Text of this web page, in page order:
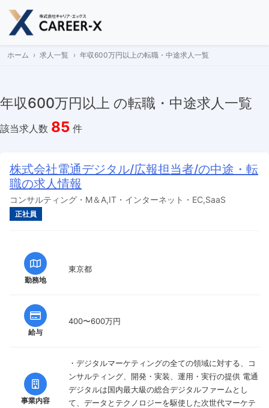
Skip
content
ホーム 求人一覧 年収600万円以上の転職・中途求人一覧
年収600万円以上 の転職・中途求人一覧
該当求人数 85 件
株式会社電通デジタル/広報担当者/の中途・転
職の求人情報
コンサルティング・M＆A,IT・インターネット・EC,SaaS
正社員
勤務地
東京都
給与
400〜600万円
事業内容
・デジタルマーケティングの全ての領域に対する、コ
ンサルティング、開発・実装、運用・実行の提供 電通
デジタルは国内最大級の総合デジタルファームとし
て、データとテクノロジーを駆使した次世代マーケテ